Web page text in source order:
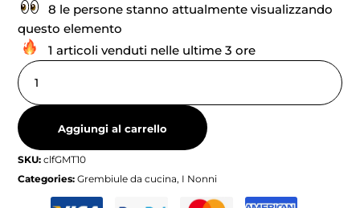
8 le persone stanno attualmente visualizzando
questo elemento
1 articoli venduti nelle ultime 3 ore
Aggiungi al carrello
SKU:clfGMT10
Categories:Grembiule da cucina, I Nonni